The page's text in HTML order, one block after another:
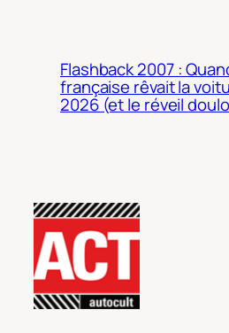
Flashback 2007 :
française rêvait la
2026 (et le réveil